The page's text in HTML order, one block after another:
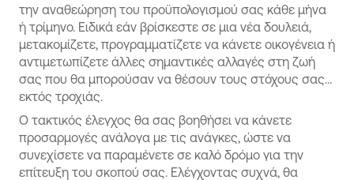
την αναθεώρηση του προϋπολογισμού σας κάθε μήνα
ή τρίμηνο. Eιδικά εάν βρίσκεστε σε μια νέα δουλειά,
μετακομίζετε, προγραμματίζετε να κάνετε οικογένεια ή
αντιμετωπίζετε άλλες σημαντικές αλλαγές στη ζωή
σας που θα μπορούσαν να θέσουν τους στόχους σας…
εκτός τροχιάς.
Ο τακτικός έλεγχος θα σας βοηθήσει να κάνετε
προσαρμογές ανάλογα με τις ανάγκες, ώστε να
συνεχίσετε να παραμένετε σε καλό δρόμο για την
επίτευξη του σκοπού σας. Ελέγχοντας συχνά, θα